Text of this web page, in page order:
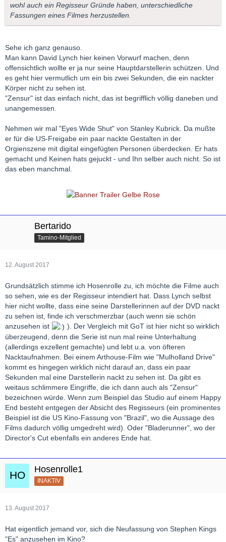
wohl auch ein Regisseur Gründe haben, unterschiedliche
Fassungen eines Filmes herzustellen.
Sehe ich ganz genauso.
Man kann David Lynch hier keinen Vorwurf machen, denn
offensichtlich wollte er ja nur seine Hauptdarstellerin schützen. Und
es geht hier vermutlich um ein bis zwei Sekunden, die ein nackter
Körper nicht zu sehen ist.
"Zensur" ist das einfach nicht, das ist begrifflich völlig daneben und
unangemessen.
Nehmen wir mal "Eyes Wide Shut" von Stanley Kubrick. Da mußte
er für die US-Freigabe ein paar nackte Gestalten in der
Orgienszene mit digital eingefügten Personen überdecken. Er hats
gemacht und Keinen hats gejuckt - und Ihn selber auch nicht. So ist
das eben manchmal.
Bertarido
Tamino-Mitglied
12. August 2017
Grundsätzlich stimme ich Hosenrolle zu, ich möchte die Filme auch
so sehen, wie es der Regisseur intendiert hat. Dass Lynch selbst
hier nicht wollte, dass eine seine Darstellerinnen auf der DVD nackt
zu sehen ist, finde ich verschmerzbar (auch wenn sie schön
anzusehen ist
). Der Vergleich mit GoT ist hier nicht so wirklich
überzeugend, denn die Serie ist nun mal reine Unterhaltung
(allerdings exzellent gemachte) und lebt u.a. von öfteren
Nacktaufnahmen. Bei einem Arthouse-Film wie "Mulholland Drive"
kommt es hingegen wirklich nicht darauf an, dass ein paar
Sekunden mal eine Darstellerin nackt zu sehen ist. Da gibt es
weitaus schlimmere Eingriffe, die ich dann auch als "Zensur"
bezeichnen würde. Wenn zum Beispiel das Studio auf einem Happy
End besteht entgegen der Absicht des Regisseurs (ein prominentes
Beispiel ist die US Kino-Fassung von "Brazil", wo die Aussage des
Films dadurch völlig umgedreht wird). Oder "Bladerunner", wo der
Director's Cut ebenfalls ein anderes Ende hat.
Hosenrolle1
INAKTIV
13. August 2017
Hat eigentlich jemand vor, sich die Neufassung von Stephen Kings
"Es" anzusehen im Kino?